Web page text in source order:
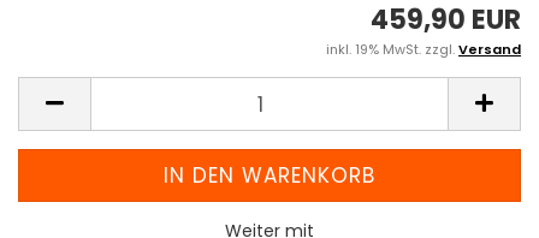
459,90 EUR
inkl. 19% MwSt. zzgl.Versand
Weiter mit